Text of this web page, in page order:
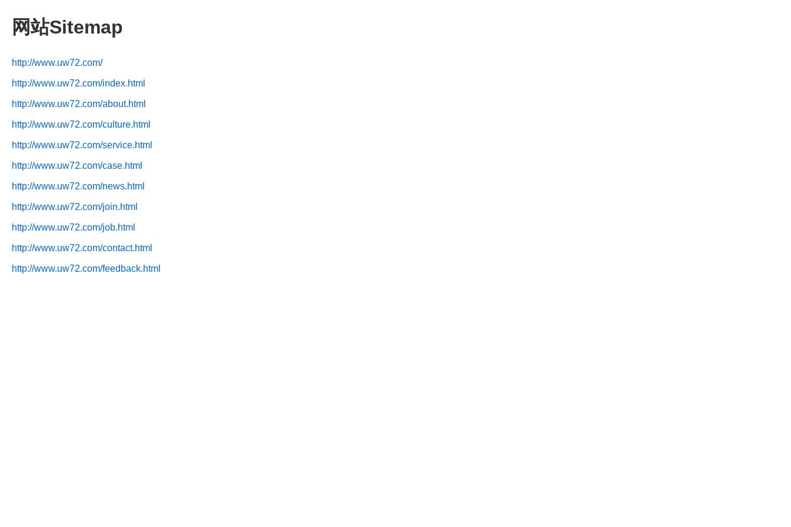
网站Sitemap
http://www.uw72.com/
http://www.uw72.com/index.html
http://www.uw72.com/about.html
http://www.uw72.com/culture.html
http://www.uw72.com/service.html
http://www.uw72.com/case.html
http://www.uw72.com/news.html
http://www.uw72.com/join.html
http://www.uw72.com/job.html
http://www.uw72.com/contact.html
http://www.uw72.com/feedback.html